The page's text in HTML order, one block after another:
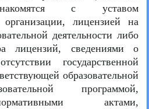
с уставом
организации, лицензией на
деятельности либо
лицензий, сведениями о
государственной
образовательной
программой,
актами,